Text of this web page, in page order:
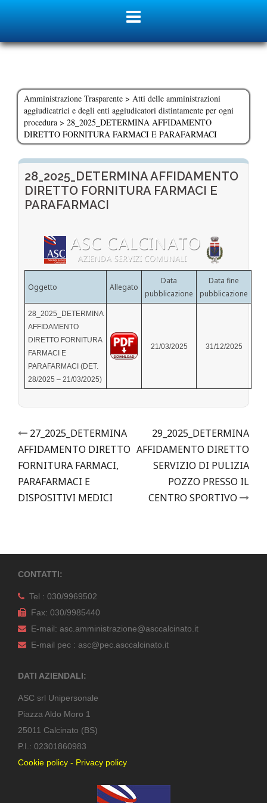
content
Amministrazione Trasparente > Atti delle amministrazioni
aggiudicatrici e degli enti aggiudicatori distintamente per ogni
procedura > 28_2025_DETERMINA AFFIDAMENTO
DIRETTO FORNITURA FARMACI E PARAFARMACI
28_2025_DETERMINA AFFIDAMENTO
DIRETTO FORNITURA FARMACI E
PARAFARMACI
Oggetto Allegato
Data
pubblicazione
Data fine
pubblicazione
28_2025_DETERMINA
AFFIDAMENTO
DIRETTO FORNITURA
FARMACI E
PARAFARMACI (DET.
28/2025 – 21/03/2025)
21/03/2025 31/12/2025
Post
navigation
27_2025_DETERMINA
AFFIDAMENTO DIRETTO
FORNITURA FARMACI,
PARAFARMACI E
DISPOSITIVI MEDICI
29_2025_DETERMINA
AFFIDAMENTO DIRETTO
SERVIZIO DI PULIZIA
POZZO PRESSO IL
CENTRO SPORTIVO
CONTATTI:
Tel : 030/9969502
Fax: 030/9985440
E-mail: asc.amministrazione@asccalcinato.it
E-mail pec : asc@pec.asccalcinato.it
DATI AZIENDALI:
ASC srl Unipersonale
Piazza Aldo Moro 1
25011 Calcinato (BS)
P.I.: 02301860983
Cookie policy - Privacy policy